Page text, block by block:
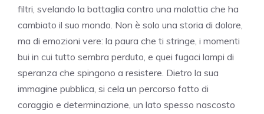
filtri, svelando la battaglia contro una malattia che ha
cambiato il suo mondo. Non è solo una storia di dolore,
ma di emozioni vere: la paura che ti stringe, i momenti
bui in cui tutto sembra perduto, e quei fugaci lampi di
speranza che spingono a resistere. Dietro la sua
immagine pubblica, si cela un percorso fatto di
coraggio e determinazione, un lato spesso nascosto